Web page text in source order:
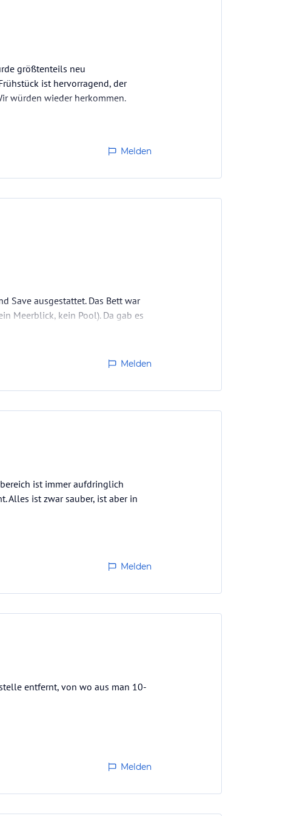
größtenteils neu
ist hervorragend, der
würden wieder herkommen.
Melden
Save ausgestattet. Das Bett war
Meerblick, kein Pool). Da gab es
können Getränke und Snacks
gebucht. Die…
Melden
ist immer aufdringlich
Alles ist zwar sauber, ist aber in
Melden
entfernt, von wo aus man 10-
Melden